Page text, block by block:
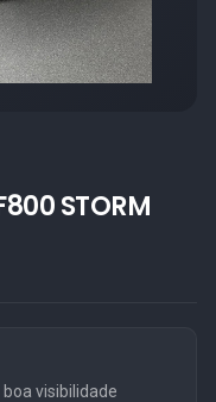
STORM
visibilidade